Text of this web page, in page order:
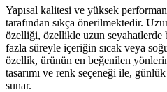
Yapısal kalitesi ve yüksek
tarafından sıkça önerilmektedir.
özelliği, özellikle uzun seyahatlerde
fazla süreyle içeriğin sıcak veya
özellik, ürünün en beğenilen
tasarımı ve renk seçeneği ile,
sunar.